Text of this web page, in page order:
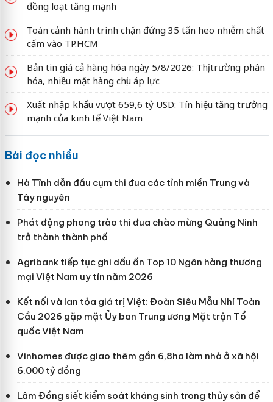
đồng loạt tăng mạnh
Toàn cảnh hành trình chặn đứng 35 tấn heo nhiễm chất
cấm vào TP.HCM
Bản tin giá cả hàng hóa ngày 5/8/2026: Thị trường phân
hóa, nhiều mặt hàng chịu áp lực
Xuất nhập khẩu vượt 659,6 tỷ USD: Tín hiệu tăng trưởng
mạnh của kinh tế Việt Nam
Bài đọc nhiều
Hà Tĩnh dẫn đầu cụm thi đua các tỉnh miền Trung và
Tây nguyên
Phát động phong trào thi đua chào mừng Quảng Ninh
trở thành thành phố
Agribank tiếp tục ghi dấu ấn Top 10 Ngân hàng thương
mại Việt Nam uy tín năm 2026
Kết nối và lan tỏa giá trị Việt: Đoàn Siêu Mẫu Nhí Toàn
Cầu 2026 gặp mặt Ủy ban Trung ương Mặt trận Tổ
quốc Việt Nam
Vinhomes được giao thêm gần 6,8ha làm nhà ở xã hội
6.000 tỷ đồng
Lâm Đồng siết kiểm soát kháng sinh trong thủy sản để